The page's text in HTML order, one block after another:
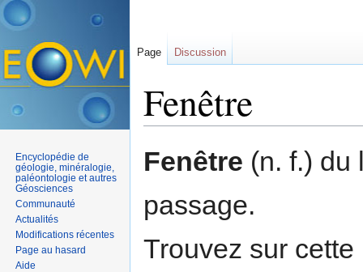
Fenêtre
Fenêtre (n. f.)
passage.
Trouvez sur
Page Discussion
Encyclopédie de
géologie, minéralogie,
paléontologie et autres
Géosciences
Communauté
Actualités
Modifications récentes
Page au hasard
Aide